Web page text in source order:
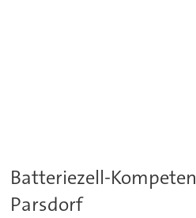
Batteriezell-
Parsdorf